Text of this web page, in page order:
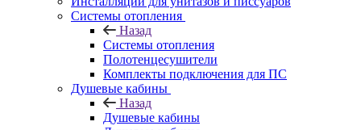
Системы отопления
Назад
Системы отопления
Полотенцесушители
Комплекты подключения для ПС
Душевые кабины
Назад
Душевые кабины